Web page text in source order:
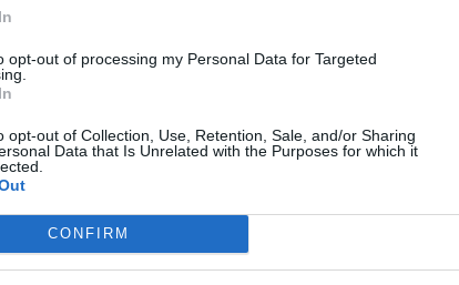
opt-out of processing my Personal Data for Targeted
opt-out of Collection, Use, Retention, Sale, and/or Sharing
Data that Is Unrelated with the Purposes for which it
CONFIRM